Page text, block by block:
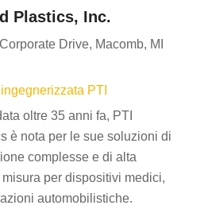
Plastics, Inc.
Drive, Macomb, MI
PTI
oltre 35 anni fa, PTI
è nota per le sue soluzioni di
complesse e di alta
per dispositivi medici,
automobilistiche.